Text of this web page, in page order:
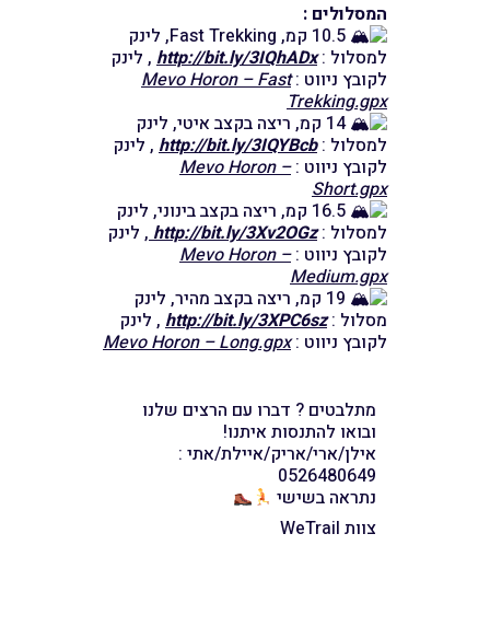
המסלולים :
10.5 קמ, Fast Trekking, לינק
למסלול :http://bit.ly/3IQhADx , לינק
לקובץ ניווט :Mevo Horon – Fast
Trekking.gpx
14 קמ, ריצה בקצב איטי, לינק
למסלול :http://bit.ly/3IQYBcb , לינק
לקובץ ניווט :Mevo Horon –
Short.gpx
16.5 קמ, ריצה בקצב בינוני, לינק
למסלול :http://bit.ly/3Xv2OGz , לינק
לקובץ ניווט :Mevo Horon –
Medium.gpx
19 קמ, ריצה בקצב מהיר, לינק
מסלול :http://bit.ly/3XPC6sz , לינק
לקובץ ניווט :Mevo Horon – Long.gpx
מתלבטים ? דברו עם הרצים שלנו
ובואו להתנסות איתנו!
אילן/ארי/אריק/איילת/אתי :
0526480649
נתראה בשישי
צוות WeTrail